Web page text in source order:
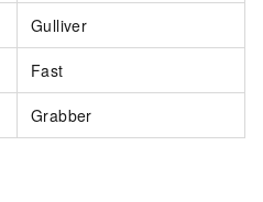
Gulliver
Fast
Grabber